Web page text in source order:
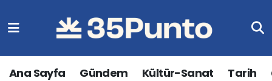
Ana Sayfa Gündem Kültür-Sanat Tarih